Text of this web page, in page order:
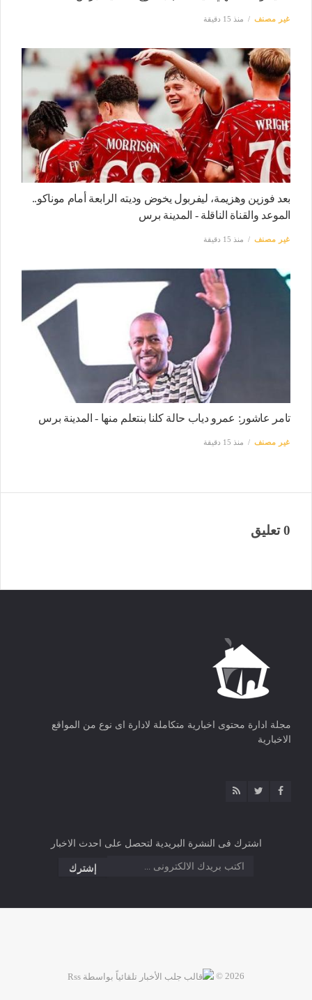
غير مصنف منذ 15 دقيقة
بعد فوزين وهزيمة، ليفربول يخوض وديته الرابعة أمام موناكو..
الموعد والقناة الناقلة - المدينة برس
غير مصنف منذ 15 دقيقة
تامر عاشور: عمرو دياب حالة كلنا بنتعلم منها - المدينة برس
غير مصنف منذ 15 دقيقة
0 تعليق
مجلة ادارة محتوى اخبارية متكاملة لادارة اى نوع من المواقع
الاخبارية
اشترك فى النشرة البريدية لتحصل على احدث الاخبار
2026 ©